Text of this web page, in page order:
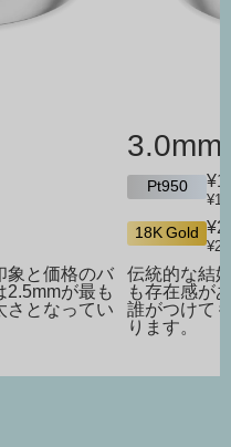
象と価格のバ
2.5mmが最も
さとなってい
3.0mm
Pt950
18K Gold
伝統的な結
も存在感が
誰がつけて
ります。